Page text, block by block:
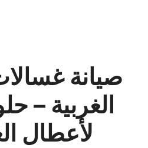
صيانة
الغربية –
لأعطال